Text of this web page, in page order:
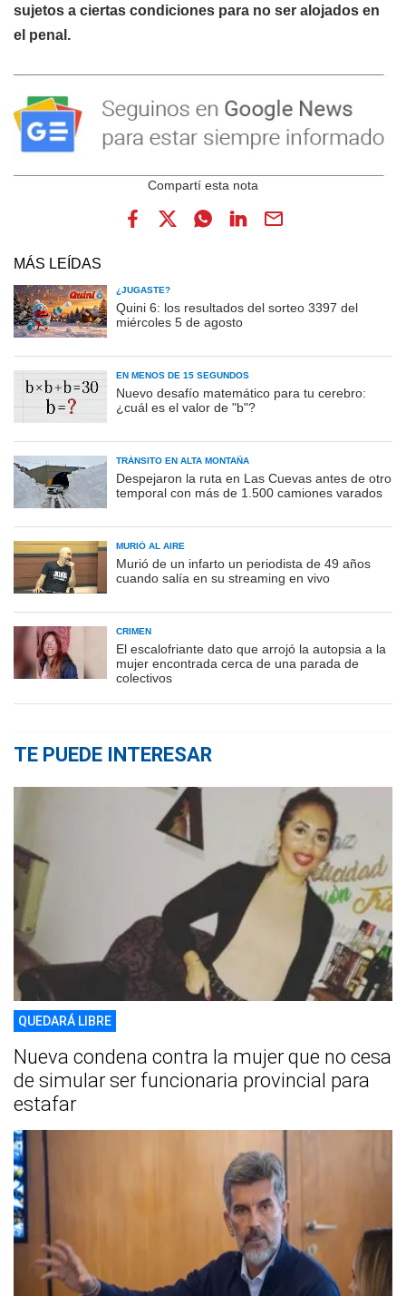
sujetos a ciertas condiciones para no ser alojados en
el penal.
MÁS LEÍDAS
¿JUGASTE?
Quini 6: los resultados del sorteo 3397 del
miércoles 5 de agosto
EN MENOS DE 15 SEGUNDOS
Nuevo desafío matemático para tu cerebro:
¿cuál es el valor de "b"?
TRÁNSITO EN ALTA MONTAÑA
Despejaron la ruta en Las Cuevas antes de otro
temporal con más de 1.500 camiones varados
MURIÓ AL AIRE
Murió de un infarto un periodista de 49 años
cuando salía en su streaming en vivo
CRIMEN
El escalofriante dato que arrojó la autopsia a la
mujer encontrada cerca de una parada de
colectivos
TE PUEDE INTERESAR
QUEDARÁ LIBRE
Nueva condena contra la mujer que no cesa
de simular ser funcionaria provincial para
estafar